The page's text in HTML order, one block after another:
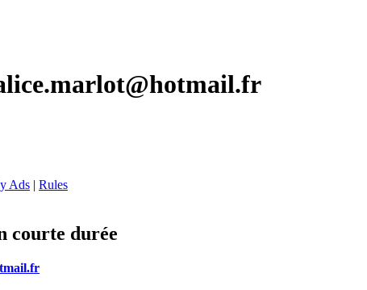
Ads | Rules
courte durée